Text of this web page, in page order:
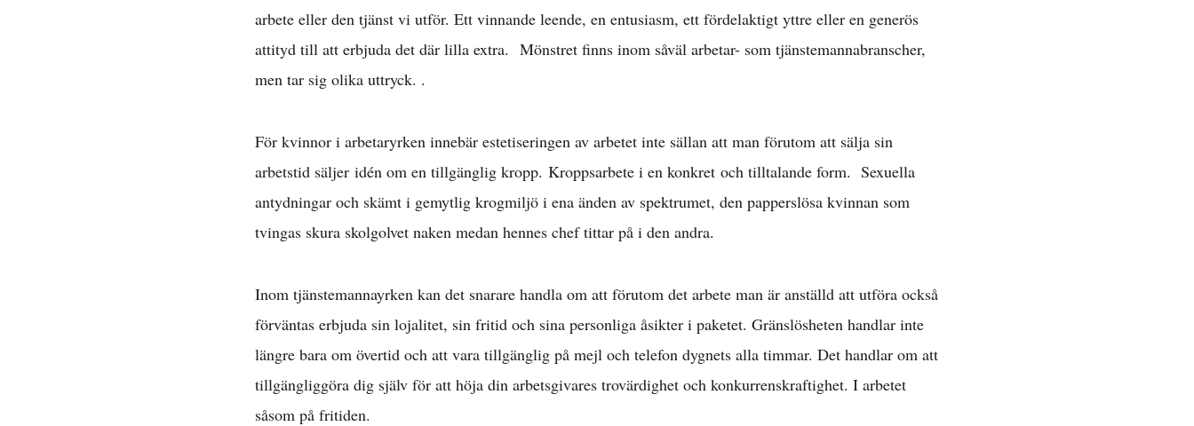
Arbetsmarknad »
Avtal löner & arbetsrätt »
Ekonomisk politik »
arbete eller den tjänst vi utför. Ett vinnande leende, en entusiasm, ett fördelaktigt yttre eller en generös
attityd till att erbjuda det där lilla extra. Mönstret finns inom såväl arbetar- som tjänstemannabranscher,
men tar sig olika uttryck. .
För kvinnor i arbetaryrken innebär estetiseringen av arbetet inte sällan att man förutom att sälja sin
arbetstid säljer idén om en tillgänglig kropp. Kroppsarbete i en konkret och tilltalande form. Sexuella
antydningar och skämt i gemytlig krogmiljö i ena änden av spektrumet, den papperslösa kvinnan som
tvingas skura skolgolvet naken medan hennes chef tittar på i den andra.
Inom tjänstemannayrken kan det snarare handla om att förutom det arbete man är anställd att utföra också
förväntas erbjuda sin lojalitet, sin fritid och sina personliga åsikter i paketet. Gränslösheten handlar inte
längre bara om övertid och att vara tillgänglig på mejl och telefon dygnets alla timmar. Det handlar om att
tillgängliggöra dig själv för att höja din arbetsgivares trovärdighet och konkurrenskraftighet. I arbetet
såsom på fritiden.